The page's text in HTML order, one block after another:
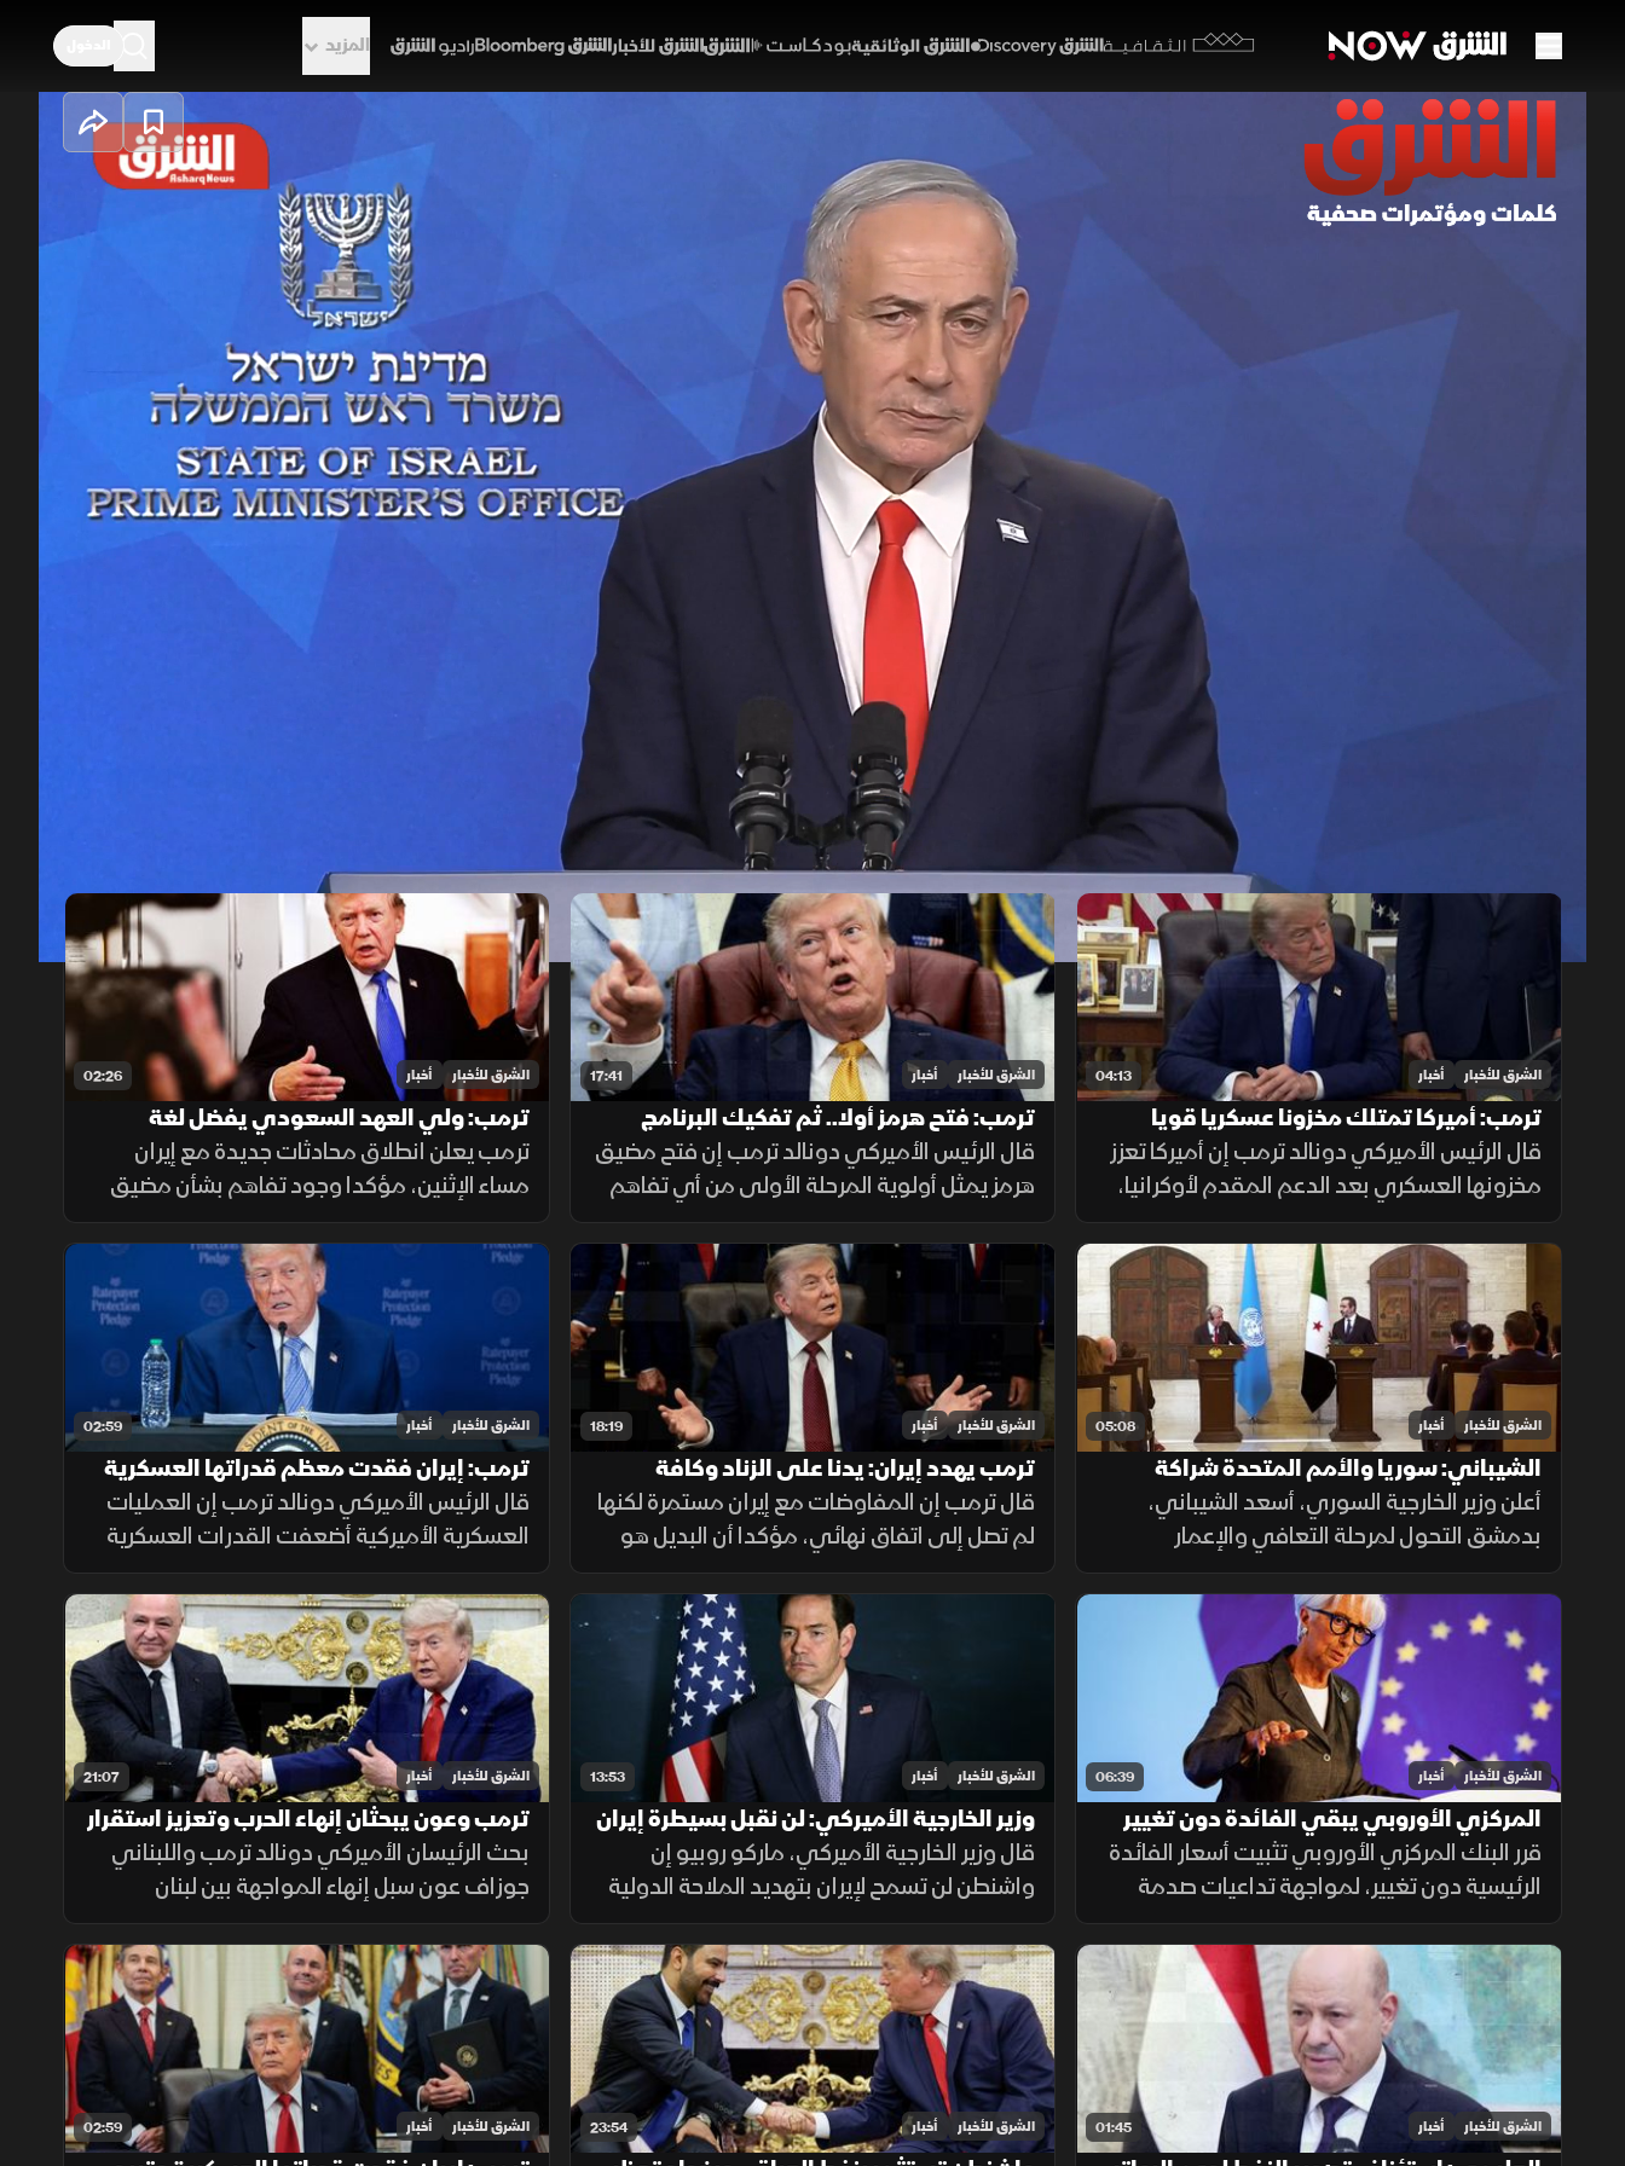
الثقافية
المزيد
00:12 15:50 1x auto
نتنياهو: إسرائيل غيرت قواعد الاشتباك في
المنطقة
15:50 أخبار
الكلمات والمؤتمرات الصحفية
قال رئيس الوزراء الإسرائيلي بنيامين نتنياهو إن إسرائيل دخلت مرحلة جديدة في التعامل مع التهديدات
الإقليمية، خاصة المرتبطة بإيران ومحورها، موضحا أن التطورات العسكرية الأخيرة أعادت تشكيل قواعد الردع
في المنطقة، وأن بلاده مستمرة في منع أي تهديد نووي أو عسكري يمس أمنها القومي واستقرارها
بنيامين نتنياهو إسرائيل الولايات المتحدة
04:13 الشرق للأخبار أخبار
ترمب: أميركا تمتلك مخزونا عسكريا قويا
وتواصل تعزيز قدراتها
قال الرئيس الأميركي دونالد ترمب إن أميركا تعزز
مخزونها العسكري بعد الدعم المقدم لأوكرانيا،
مؤكدا أن شركات الدفاع توسع إنتاجها، وأن
واشنطن تواصل جهودها لإنهاء الحرب رغم
تعقيدات المشهد.
17:41 الشرق للأخبار أخبار
ترمب: فتح هرمز أولا.. ثم تفكيك البرنامج
النووي الإيراني
قال الرئيس الأميركي دونالد ترمب إن فتح مضيق
هرمز يمثل أولوية المرحلة الأولى من أي تفاهم
مع إيران، يليه الملف النووي، مؤكداً أن واشنطن
لن تسمح لطهران بامتلاك سلاح نووي.
02:26 الشرق للأخبار أخبار
ترمب: ولي العهد السعودي يفضل لغة
الحوار.. وهناك اتفاق بشأن هرمز
ترمب يعلن انطلاق محادثات جديدة مع إيران
مساء الإثنين، مؤكدا وجود تفاهم بشأن مضيق
هرمز وتوقع التوصل إلى اتفاق حول نزع البرنامج
النووي مشيرا إلى أن ولي العهد السعودي
يفضل الحلول الدبلوماسية لخفض التصعيد
05:08 الشرق للأخبار أخبار
الشيباني: سوريا والأمم المتحدة شراكة
جديدة لدعم الاستثمار والتعافي
أعلن وزير الخارجية السوري، أسعد الشيباني،
بدمشق التحول لمرحلة التعافي والإعمار
بالشراكة مع الأمم المتحدة، مطالبا برفع العوائق
الاقتصادية ووقف الانتهاكات الإسرائيلية لضمان
الاستقرار الإقليمي.
18:19 الشرق للأخبار أخبار
ترمب يهدد إيران: يدنا على الزناد وكافة
الذخائر جاهزة
قال ترمب إن المفاوضات مع إيران مستمرة لكنها
لم تصل إلى اتفاق نهائي، مؤكدا أن البديل هو
استمرار القصف، وأن طهران أصبحت أكثر جدية،
مع التشديد على جاهزية القوات الأميركية
واستمرار الضغط العسكري
02:59 الشرق للأخبار أخبار
ترمب: إيران فقدت معظم قدراتها العسكرية
خلال المواجهة
قال الرئيس الأميركي دونالد ترمب إن العمليات
العسكرية الأميركية أضعفت القدرات العسكرية
الإيرانية، منتقدا تقارير إعلامية تحدثت عن تعاظم
قوة طهران، ومؤكدا أن الواقع الميداني يثبت
العكس.
06:39 الشرق للأخبار أخبار
المركزي الأوروبي يبقي الفائدة دون تغيير
لضمان استقرار التضخم
قرر البنك المركزي الأوروبي تثبيت أسعار الفائدة
الرئيسية دون تغيير، لمواجهة تداعيات صدمة
أسعار الطاقة وضمان عودة التضخم إلى
مستهدفه البالغ 2.8% وفق منهجية تعتمد على
البيانات الاقتصادية.
13:53 الشرق للأخبار أخبار
وزير الخارجية الأميركي: لن نقبل بسيطرة إيران
على المعابر البحرية
قال وزير الخارجية الأميركي، ماركو روبيو إن
واشنطن لن تسمح لإيران بتهديد الملاحة الدولية
أو التحكم بحركة السفن، مشددا على أن الخيار
الدبلوماسي لا يزال مطروحا، لكن أزمة الثقة مع
طهران تعيق أي اتفاق.
21:07 الشرق للأخبار أخبار
ترمب وعون يبحثان إنهاء الحرب وتعزيز استقرار
لبنان
بحث الرئيسان الأميركي دونالد ترمب واللبناني
جوزاف عون سبل إنهاء المواجهة بين لبنان
وإسرائيل، وتعزيز دور الجيش اللبناني، إلى جانب
تطورات الملف الإيراني.
01:45 الشرق للأخبار أخبار 23:54 الشرق للأخبار أخبار 02:59 الشرق للأخبار أخبار